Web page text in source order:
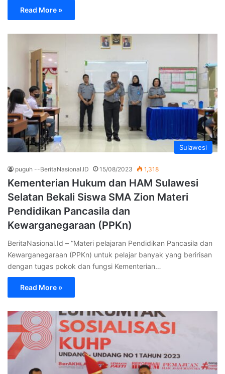
Read More »
Sulawesi
puguh --BeritaNasional.ID 15/08/2023 1,318
Kementerian Hukum dan HAM Sulawesi
Selatan Bekali Siswa SMA Zion Materi
Pendidikan Pancasila dan
Kewarganegaraan (PPKn)
BeritaNasional.Id – “Materi pelajaran Pendidikan Pancasila dan
Kewarganegaraan (PPKn) untuk pelajar banyak yang beririsan
dengan tugas pokok dan fungsi Kementerian…
Read More »